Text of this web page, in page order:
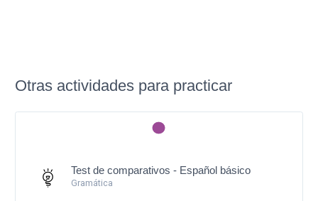
Otras actividades para practicar
Test de comparativos - Español básico
Gramática